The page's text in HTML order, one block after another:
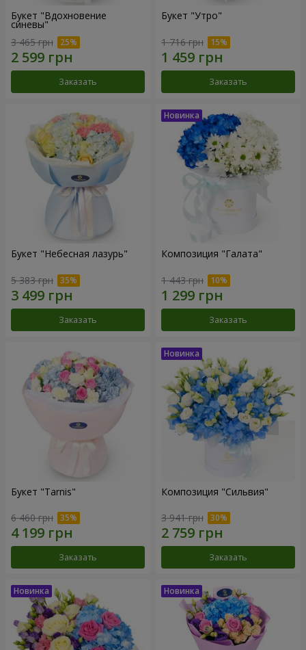
Букет "Вдохновение
синевы"
3 465 грн
Заказать
Букет "Утро"
1 716 грн
Заказать
Букет "Небесная лазурь"
5 383 грн
Заказать
Композиция "Галата"
1 443 грн
Заказать
Букет "Tarnis"
6 460 грн
Заказать
Композиция "Сильвия"
3 941 грн
Заказать